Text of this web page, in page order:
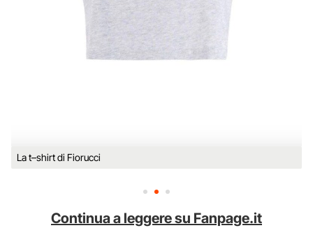
La t–shirt di Fiorucci
Continua a leggere su Fanpage.it